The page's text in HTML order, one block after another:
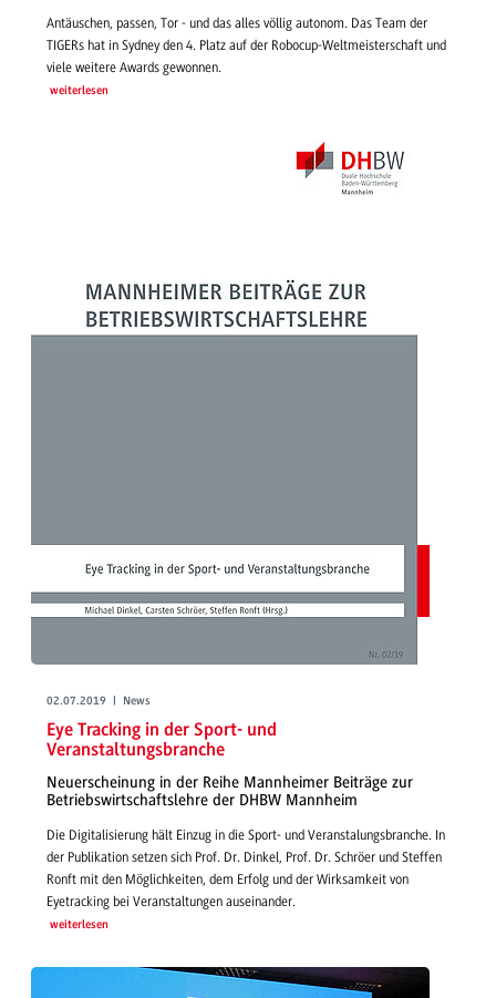
Antäuschen, passen, Tor - und das alles völlig autonom. Das Team der
TIGERs hat in Sydney den 4. Platz auf der Robocup-Weltmeisterschaft und
viele weitere Awards gewonnen.
weiterlesen
02.07.2019 | News
Eye Tracking in der Sport- und
Veranstaltungsbranche
Neuerscheinung in der Reihe Mannheimer Beiträge zur
Betriebswirtschaftslehre der DHBW Mannheim
Die Digitalisierung hält Einzug in die Sport- und Veranstalungsbranche. In
der Publikation setzen sich Prof. Dr. Dinkel, Prof. Dr. Schröer und Steffen
Ronft mit den Möglichkeiten, dem Erfolg und der Wirksamkeit von
Eyetracking bei Veranstaltungen auseinander.
weiterlesen